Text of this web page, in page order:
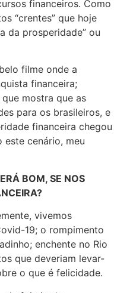
financeiros. Como
“crentes” que hoje
da prosperidade” ou
filme onde a
financeira;
mostra que as
para os brasileiros, e
financeira chegou
cenário, meu
BOM, SE NOS
vivemos
19; o rompimento
enchente no Rio
que deveriam levar-
o que é felicidade.